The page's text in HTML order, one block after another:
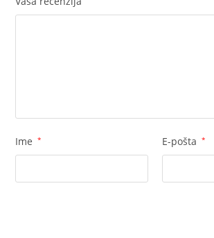
Ime * E-pošta *